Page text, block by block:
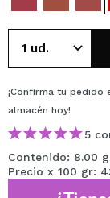
¡Confirma tu pedido
almacén hoy!
5
Contenido: 8.00
Precio x 100 gr: